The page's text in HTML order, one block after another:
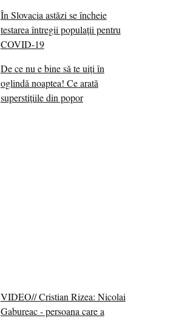
În Slovacia astăzi se încheie
testarea întregii populații pentru
COVID-19
De ce nu e bine să te uiți în
oglindă noaptea! Ce arată
superstițiile din popor
VIDEO// Cristian Rizea: Nicolai
Gabureac - persoana care a